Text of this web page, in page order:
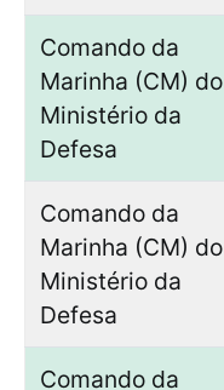
Comando da
Marinha (CM) do
Ministério da
Defesa
Comando da
Marinha (CM) do
Ministério da
Defesa
Comando da